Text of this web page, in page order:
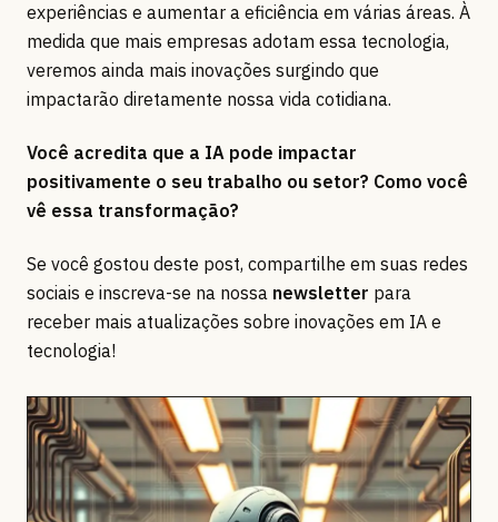
experiências e aumentar a eficiência em várias áreas. À
medida que mais empresas adotam essa tecnologia,
veremos ainda mais inovações surgindo que
impactarão diretamente nossa vida cotidiana.
Você acredita que a IA pode impactar
positivamente o seu trabalho ou setor? Como você
vê essa transformação?
Se você gostou deste post, compartilhe em suas redes
sociais e inscreva-se na nossa newsletter para
receber mais atualizações sobre inovações em IA e
tecnologia!